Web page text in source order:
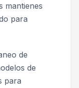
mantienes
para
de
de
para